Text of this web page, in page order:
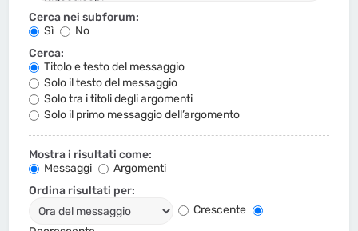
Cerca nei subforum:
Sì
No
Cerca:
Titolo e testo del messaggio
Solo il testo del messaggio
Solo tra i titoli degli argomenti
Solo il primo messaggio dell’argomento
Mostra i risultati come:
Messaggi
Argomenti
Ordina risultati per:
Crescente